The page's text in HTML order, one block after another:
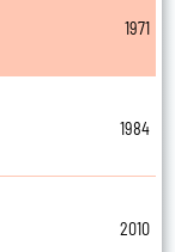
1971
1984
2010